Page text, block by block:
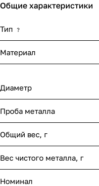
Общие характеристики
Тип ?
Материал
Диаметр
Проба металла
Общий вес, г
Вес чистого металла, г
Номинал